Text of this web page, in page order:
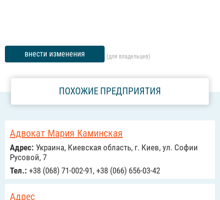
внести изменения (для владельцев)
ПОХОЖИЕ ПРЕДПРИЯТИЯ
Адвокат Мария Каминская
Адрес: Украина, Киевская область, г. Киев, ул. Софии
Русовой, 7
Тел.: +38 (068) 71-002-91, +38 (066) 656-03-42
Адрес